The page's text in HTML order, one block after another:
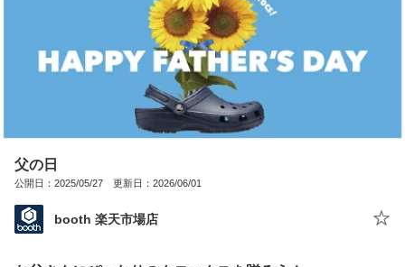
父の日
公開日：2025/05/27 更新日：2026/06/01
booth 楽天市場店